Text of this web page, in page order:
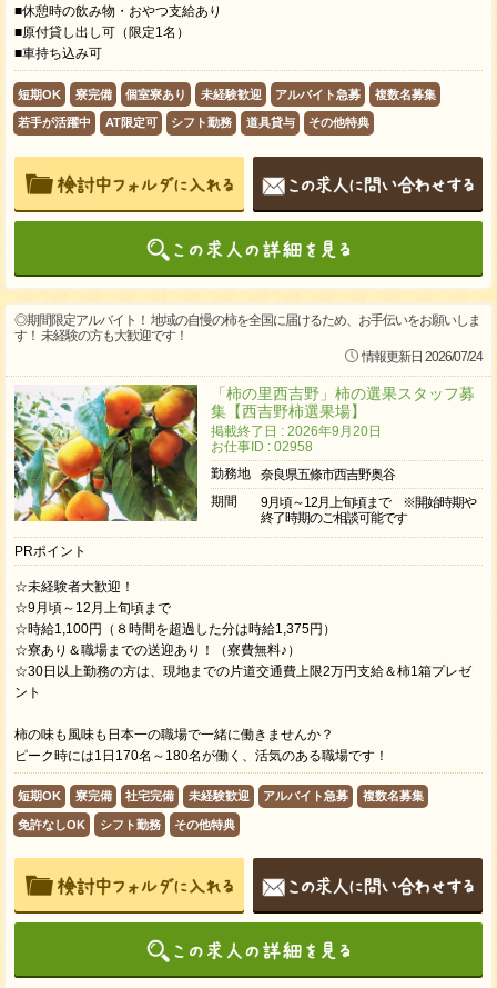
■休憩時の飲み物・おやつ支給あり
■原付貸し出し可（限定1名）
■車持ち込み可
短期OK 寮完備 個室寮あり 未経験歓迎 アルバイト急募 複数名募集
若手が活躍中 AT限定可 シフト勤務 道具貸与 その他特典
◎期間限定アルバイト！ 地域の自慢の柿を全国に届けるため、お手伝いをお願いしま
す！ 未経験の方も大歓迎です！
情報更新日 2026/07/24
「柿の里西吉野」柿の選果スタッフ募
集【西吉野柿選果場】
掲載終了日 : 2026年9月20日
お仕事ID : 02958
勤務地
奈良県五條市西吉野奥谷
期間
9月頃～12月上旬頃まで ※開始時期や
終了時期のご相談可能です
PRポイント
☆未経験者大歓迎！
☆9月頃～12月上旬頃まで
☆時給1,100円（８時間を超過した分は時給1,375円）
☆寮あり＆職場までの送迎あり！（寮費無料♪）
☆30日以上勤務の方は、現地までの片道交通費上限2万円支給＆柿1箱プレゼ
ント
柿の味も風味も日本一の職場で一緒に働きませんか？
ピーク時には1日170名～180名が働く、活気のある職場です！
短期OK 寮完備 社宅完備 未経験歓迎 アルバイト急募 複数名募集
免許なしOK シフト勤務 その他特典